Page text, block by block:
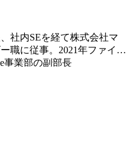
社内SEを経て株式会社マ
職に従事。2021年ファイン
事業部の副部長